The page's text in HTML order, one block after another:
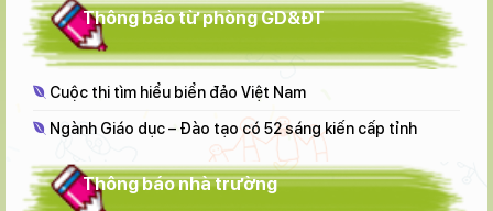
Thông báo từ phòng GD&ĐT
Cuộc thi tìm hiểu biển đảo Việt Nam
Ngành Giáo dục – Đào tạo có 52 sáng kiến cấp tỉnh
Thông báo nhà trường